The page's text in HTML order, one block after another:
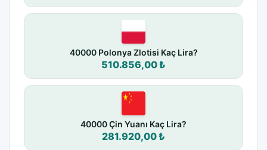
40000 Polonya Zlotisi Kaç Lira?
510.856,00 ₺
40000 Çin Yuanı Kaç Lira?
281.920,00 ₺